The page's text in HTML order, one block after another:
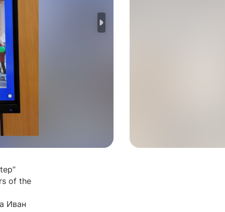
of the
Иван